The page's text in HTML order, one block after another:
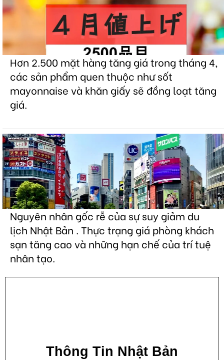
Hơn 2.500 mặt hàng tăng giá trong tháng 4,
các sản phẩm quen thuộc như sốt
mayonnaise và khăn giấy sẽ đồng loạt tăng
giá.
Nguyên nhân gốc rễ của sự suy giảm du
lịch Nhật Bản . Thực trạng giá phòng khách
sạn tăng cao và những hạn chế của trí tuệ
nhân tạo.
Thông Tin Nhật Bản